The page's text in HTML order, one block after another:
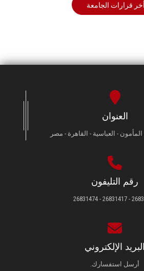
أخر قرارات الجامعة
العنوان
- العباسية - القاهرة - مصر
رقم التليفون
26831231 -
البريد الإلكتروني
أرسل استفسارك.